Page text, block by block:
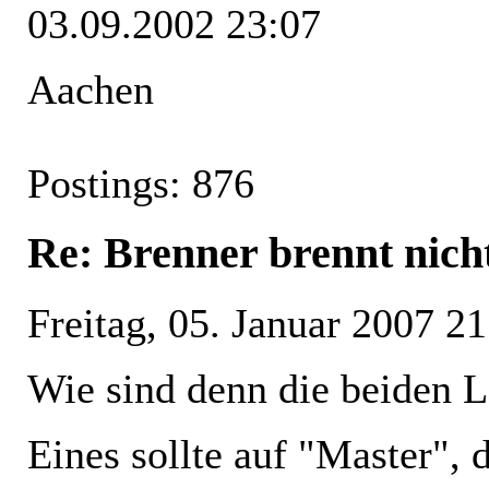
03.09.2002 23:07
Aachen
Postings: 876
Re: Brenner brennt
Freitag, 05. Januar 2007
Wie sind denn die beiden
Eines sollte auf "Master",